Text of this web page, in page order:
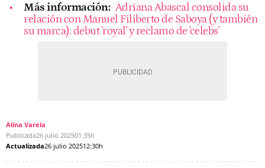
Más información: Adriana Abascal consolida su
relación con Manuel Filiberto de Saboya (y también
su marca): debut 'royal' y reclamo de 'celebs'
Alina Varela
Publicada26 julio 202501:35h
Actualizada26 julio 202512:30h